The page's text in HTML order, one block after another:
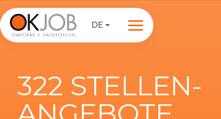
DE
322 STELLEN-